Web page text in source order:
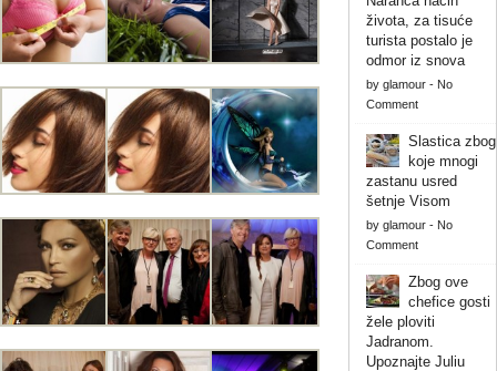
života, za tisuće
turista postalo je
odmor iz snova
by glamour- No
Comment
Slastica zbog
koje mnogi
zastanu usred
šetnje Visom
by glamour- No
Comment
Zbog ove
chefice gosti
žele ploviti
Jadranom.
Upoznajte Juliu